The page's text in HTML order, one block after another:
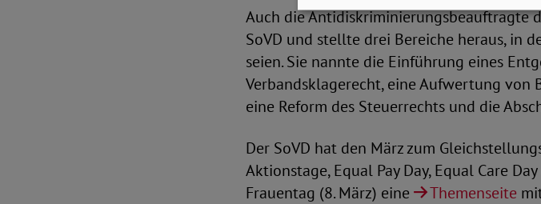
Auch die Antidiskriminierungsbeauftragte
SoVD und stellte drei Bereiche heraus, in
seien. Sie nannte die Einführung eines
Verbandsklagerecht, eine Aufwertung
eine Reform des Steuerrechts und die
Der SoVD hat den März zum
Aktionstage, Equal Pay Day, Equal Care
Frauentag (8. März) eine
Themenseite